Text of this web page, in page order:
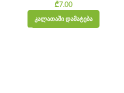
₾7.00
ᲙᲐᲚᲐᲗᲐᲨᲘ ᲓᲐᲛᲐᲢᲔᲑᲐ